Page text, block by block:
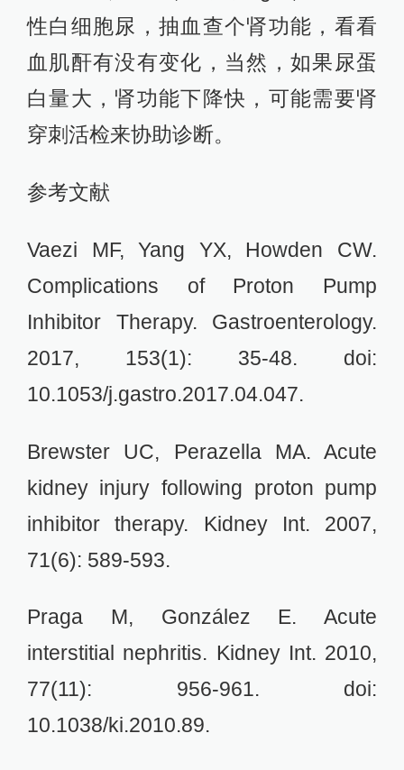
性白细胞尿，抽血查个肾功能，看看
血肌酐有没有变化，当然，如果尿蛋
白量大，肾功能下降快，可能需要肾
穿刺活检来协助诊断。
参考文献
Vaezi MF, Yang YX, Howden CW.
Complications of Proton Pump
Inhibitor Therapy. Gastroenterology.
2017, 153(1): 35-48. doi:
10.1053/j.gastro.2017.04.047.
Brewster UC, Perazella MA. Acute
kidney injury following proton pump
inhibitor therapy. Kidney Int. 2007,
71(6): 589-593.
Praga M, González E. Acute
interstitial nephritis. Kidney Int. 2010,
77(11): 956-961. doi:
10.1038/ki.2010.89.